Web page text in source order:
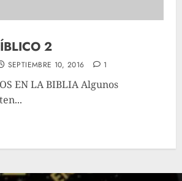
2
SEPTIEMBRE 10, 2016 1
EN LA BIBLIA Algunos